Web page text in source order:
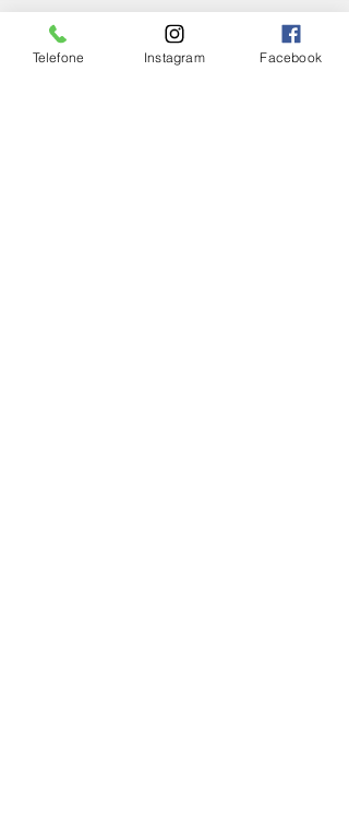
Telefone Instagram Facebook